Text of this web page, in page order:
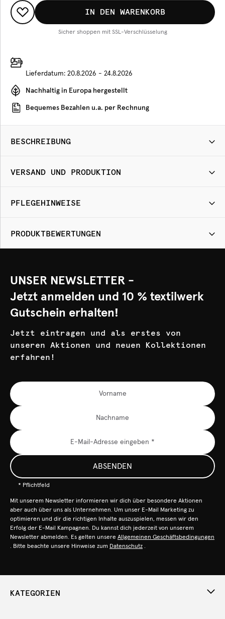
IN DEN WARENKORB
Sicher shoppen mit SSL-Verschlüsselung
Lieferdatum: 20.8.2026 - 24.8.2026
Nachhaltig in Europa hergestellt
Bequemes Bezahlen u.a. per Rechnung
BESCHREIBUNG
VERSAND UND PRODUKTION
PFLEGEHINWEISE
PRODUKTBEWERTUNGEN
UNSER NEWSLETTER -
Jetzt anmelden und 10 % textilwerk
Gutschein erhalten!
Jetzt eintragen und als erstes von
unseren Aktionen und neuen Kollektionen
erfahren!
ABSENDEN
* Pflichtfeld
Mit unserem Newsletter informieren wir dich über besondere Aktionen
aber auch über uns als Unternehmen. Um unser E-Mail Marketing zu
optimieren und dir die richtigen Inhalte auszuspielen, messen wir den
Erfolg der E-Mail Kampagnen. Du kannst dich jederzeit von unserem
Newsletter abmelden. Es gelten unsere Allgemeinen Geschäftsbedingungen
. Bitte beachte unsere Hinweise zum Datenschutz .
KATEGORIEN